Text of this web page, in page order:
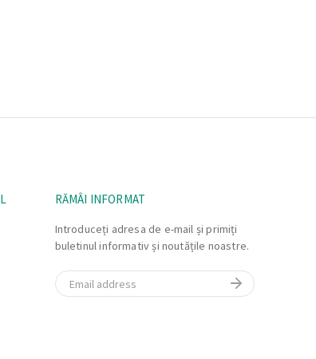
RĂMÂI INFORMAT
Introduceți adresa de e-mail și primiți
buletinul informativ și noutățile noastre.
Email